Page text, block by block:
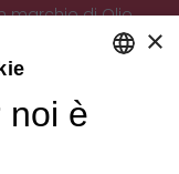
marchio di Olio
31/2/B -
×
noi è